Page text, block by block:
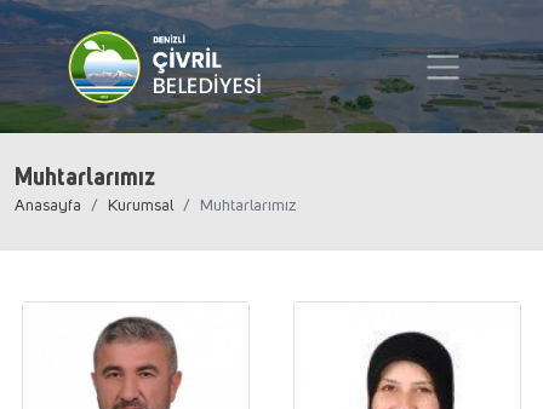
Muhtarlarımız
Anasayfa Kurumsal Muhtarlarımız